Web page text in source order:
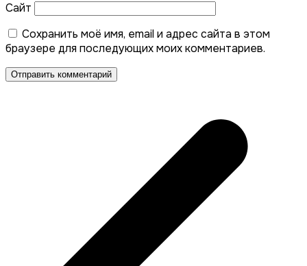
Сайт
Сохранить моё имя, email и адрес сайта в этом
браузере для последующих моих комментариев.